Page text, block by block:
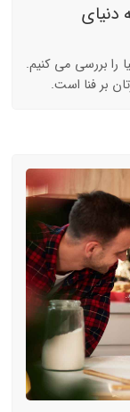
دنیای
را بررسی می کنیم.
بر فنا است.